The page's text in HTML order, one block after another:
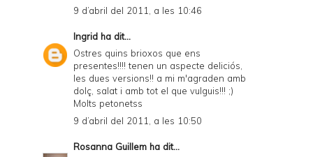
9 d’abril del 2011, a les 10:46
Ingrid ha dit...
Ostres quins brioxos que ens
presentes!!!! tenen un aspecte deliciós,
les dues versions!! a mi m'agraden amb
dolç, salat i amb tot el que vulguis!!! ;)
Molts petonetss
9 d’abril del 2011, a les 10:50
Rosanna Guillem ha dit...